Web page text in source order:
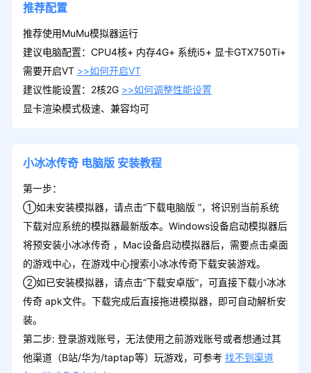
推荐配置
推荐使用MuMu模拟器运行
建议电脑配置：CPU4核+ 内存4G+ 系统i5+ 显卡GTX750Ti+
需要开启VT >>如何开启VT
建议性能设置：2核2G >>如何调整性能设置
显卡渲染模式极速、兼容均可
小冰冰传奇 电脑版 安装教程
第一步：
①如未安装模拟器，请点击“下载电脑版 ”，将识别当前系统
下载对应系统的模拟器最新版本。Windows设备启动模拟器后
将预安装小冰冰传奇 ，Mac设备启动模拟器后，需要点击桌面
的游戏中心，在游戏中心搜索小冰冰传奇下载安装游戏。
②如已安装模拟器，请点击“下载安卓版”，可直接下载小冰冰
传奇 apk文件。下载完成后直接拖进模拟器，即可自动解析安
装。
第二步: 登录游戏账号，无法使用之前游戏账号或者想通过其
他渠道（B站/华为/taptap等）玩游戏，可参考 找不到渠道